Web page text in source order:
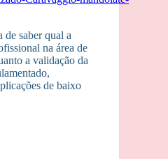
de saber qual a
na área de
a validação da
de baixo